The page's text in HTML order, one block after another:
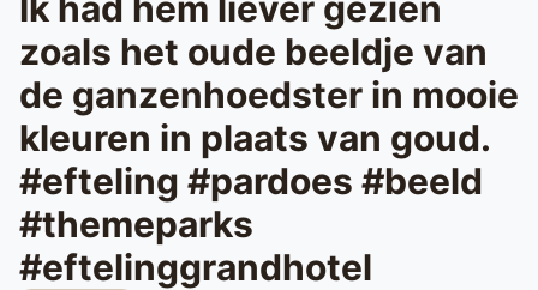
zoals het oude beeldje van
de ganzenhoedster in mooie
kleuren in plaats van goud.
#efteling #pardoes #beeld
#themeparks
#eftelinggrandhotel